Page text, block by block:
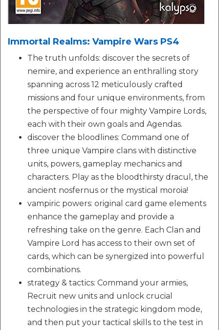
Immortal Realms: Vampire Wars PS4
The truth unfolds: discover the secrets of
nemire, and experience an enthralling story
spanning across 12 meticulously crafted
missions and four unique environments, from
the perspective of four mighty Vampire Lords,
each with their own goals and Agendas.
discover the bloodlines: Command one of
three unique Vampire clans with distinctive
units, powers, gameplay mechanics and
characters. Play as the bloodthirsty dracul, the
ancient nosfernus or the mystical moroia!
vampiric powers: original card game elements
enhance the gameplay and provide a
refreshing take on the genre. Each Clan and
Vampire Lord has access to their own set of
cards, which can be synergized into powerful
combinations.
strategy & tactics: Command your armies,
Recruit new units and unlock crucial
technologies in the strategic kingdom mode,
and then put your tactical skills to the test in